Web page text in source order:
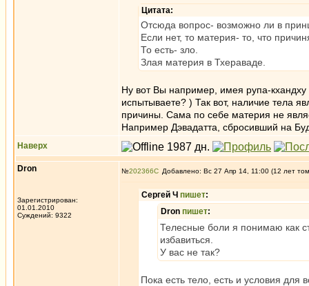
Цитата:
Отсюда вопрос- возможно ли в
Если нет, то материя- то, что
То есть- зло.
Злая материя в Тхераваде.
Ну вот Вы например, имея рупа-
испытываете? ) Так вот, наличие тела
причины. Сама по себе материя не
Например Дэвадатта, сбросивший на
Наверх
Dron
Зарегистрирован:
01.01.2010
Суждений: 9322
№202366 Добавлено: Вс 27 Апр 14, 11:00 (12 лет
Сергей Ч пишет:
Dron пишет:
Телесные боли я понимаю как
избавиться.
У вас не так?
Пока есть тело, есть и условия для